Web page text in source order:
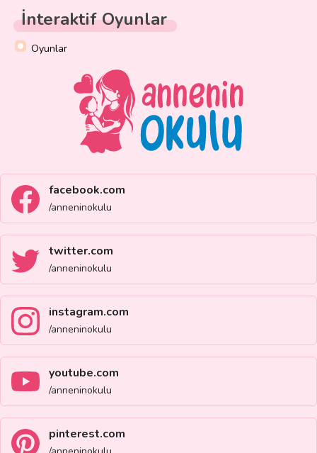
İnteraktif Oyunlar
Oyunlar
facebook.com
/anneninokulu
twitter.com
/anneninokulu
instagram.com
/anneninokulu
youtube.com
/anneninokulu
pinterest.com